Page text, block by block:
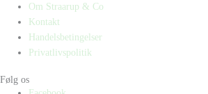
Om Straarup & Co
Kontakt
Handelsbetingelser
Privatlivspolitik
Følg os